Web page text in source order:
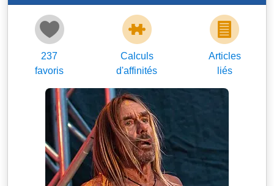
237
favoris
Calculs
d'affinités
Articles
liés